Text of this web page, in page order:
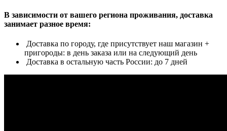
В зависимости от вашего региона проживания, доставка
занимает разное время:
Доставка по городу, где присутствует наш магазин +
пригороды: в день заказа или на следующий день
Доставка в остальную часть России: до 7 дней